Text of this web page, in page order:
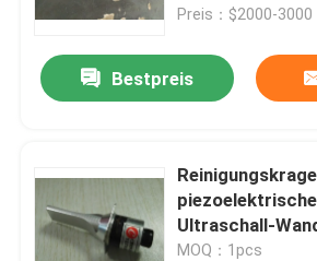
Preis：$2000-3000
Bestpreis
Ultraschall-
MOQ：1pcs